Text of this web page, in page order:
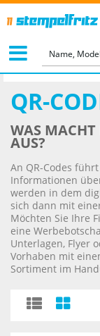
>
QR-CODE
QR-
WAS MACHT
AUS?
An QR-Codes
Informationen
werden in dem
sich dann mit
Möchten Sie Ihre
eine
Unterlagen, Flyer
Vorhaben mit
Sortiment im